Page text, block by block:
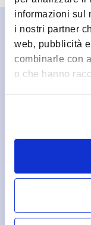
informazioni sul
i nostri partner
web, pubblicità
combinarle con
o che hanno